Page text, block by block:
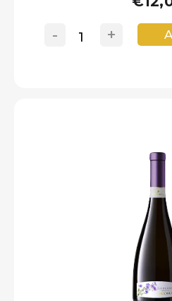
+
-